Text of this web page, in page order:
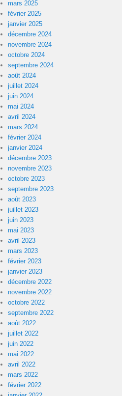
mars 2025
février 2025
janvier 2025
décembre 2024
novembre 2024
octobre 2024
septembre 2024
août 2024
juillet 2024
juin 2024
mai 2024
avril 2024
mars 2024
février 2024
janvier 2024
décembre 2023
novembre 2023
octobre 2023
septembre 2023
août 2023
juillet 2023
juin 2023
mai 2023
avril 2023
mars 2023
février 2023
janvier 2023
décembre 2022
novembre 2022
octobre 2022
septembre 2022
août 2022
juillet 2022
juin 2022
mai 2022
avril 2022
mars 2022
février 2022